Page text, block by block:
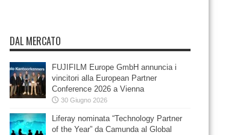
DAL MERCATO
FUJIFILM Europe GmbH annuncia i
vincitori alla European Partner
Conference 2026 a Vienna
30 Giugno 2026
Liferay nominata “Technology Partner
of the Year” da Camunda al Global